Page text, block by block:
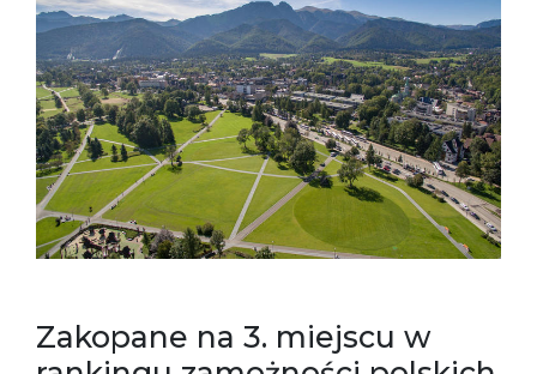
Zakopane na 3. miejscu w